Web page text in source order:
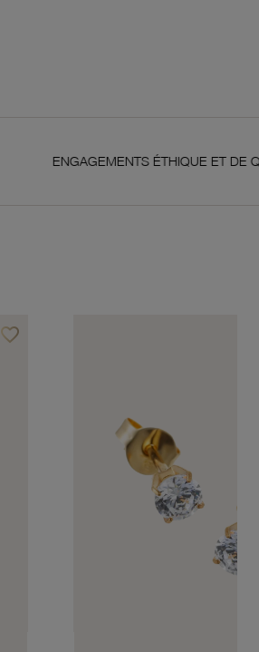
ÉTHIQUE ET DE QUALITÉ
favorite_borderAjouter à vos favoris